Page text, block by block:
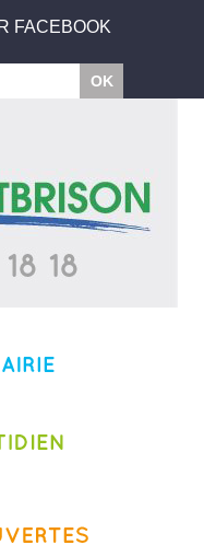
FACEBOOK